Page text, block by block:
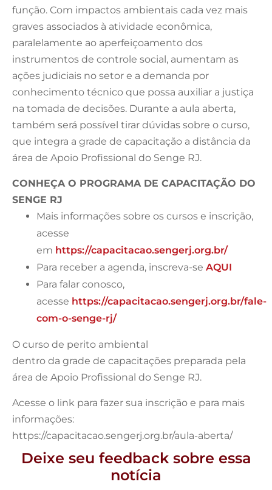
função. Com impactos ambientais cada vez mais
graves associados à atividade econômica,
paralelamente ao aperfeiçoamento dos
instrumentos de controle social, aumentam as
ações judiciais no setor e a demanda por
conhecimento técnico que possa auxiliar a justiça
na tomada de decisões. Durante a aula aberta,
também será possível tirar dúvidas sobre o curso,
que integra a grade de capacitação a distância da
área de Apoio Profissional do Senge RJ.
CONHEÇA O PROGRAMA DE CAPACITAÇÃO DO
SENGE RJ
Mais informações sobre os cursos e inscrição,
acesse
em https://capacitacao.sengerj.org.br/
Para receber a agenda, inscreva-se AQUI
Para falar conosco,
acesse https://capacitacao.sengerj.org.br/fale-
com-o-senge-rj/
O curso de perito ambiental
dentro da grade de capacitações preparada pela
área de Apoio Profissional do Senge RJ.
Acesse o link para fazer sua inscrição e para mais
informações:
https://capacitacao.sengerj.org.br/aula-aberta/
Deixe seu feedback sobre essa
notícia